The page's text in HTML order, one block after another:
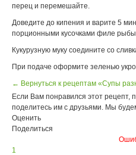
перец и перемешайте.
Доведите до кипения и варите 5
порционными кусочками филе рыбы
Кукурузную муку соедините со
При подаче оформите зеленью
← Вернуться к рецептам «Супы
Если Вам понравился этот рецепт,
поделитесь им с друзьями. Мы
Оценить
Поделиться
1